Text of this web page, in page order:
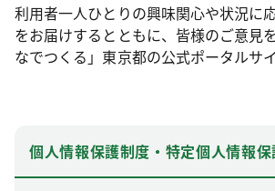
利用者一人ひとりの興味関心や状況に
をお届けするとともに、皆様のご意見
なでつくる」東京都の公式ポータルサイ
個人情報保護制度・特定個人情報